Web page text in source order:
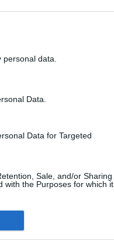
personal data.
Data.
Data for Targeted
Sale, and/or Sharing
with the Purposes for which it
to the world's largest news